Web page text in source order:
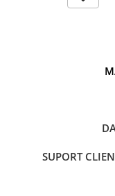
capturate si la
SUPORT